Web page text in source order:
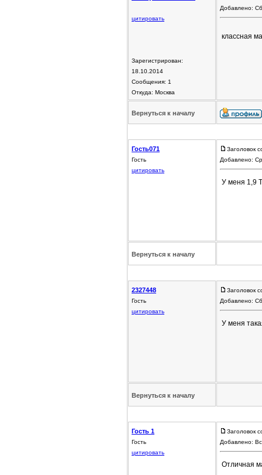
цитировать
Зарегистрирован:
18.10.2014
Сообщения: 1
Откуда: Москва
Добавлено:
классная
Вернуться к началу
Гость071
Гость
цитировать
Заголовок
Добавлено:
У меня 1,9
Вернуться к началу
2327448
Гость
цитировать
Заголовок
Добавлено:
У меня
Вернуться к началу
Гость 1
Гость
цитировать
Заголовок
Добавлено:
Отличная